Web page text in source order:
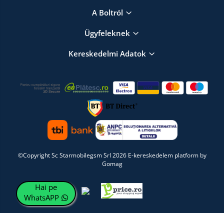
A Boltról
Ügyfeleknek
Kereskedelmi Adatok
©Copyright Sc Starmobilegsm Srl 2026 E-kereskedelem platform by
Gomag
Hai pe
WhatsAPP